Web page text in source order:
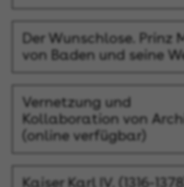
Der Wunschlose. Prinz
von Baden und seine
Vernetzung und
Kollaboration von
(online verfügbar)
Kaiser Karl IV. (1316-